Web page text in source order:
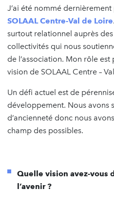
J’ai été nommé
SOLAAL Centre-Val de Loire
surtout relationnel auprès
collectivités qui nous
de l’association. Mon rôle
vision de SOLAAL Centre –
Un défi actuel est de
développement. Nous avons
d’ancienneté donc nous
champ des possibles.
Quelle vision avez-vous
l’avenir ?